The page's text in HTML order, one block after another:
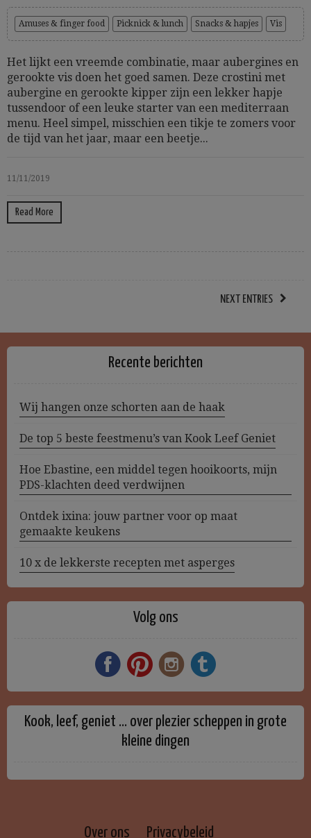
Amuses & finger food Picknick & lunch Snacks & hapjes Vis
Het lijkt een vreemde combinatie, maar aubergines en
gerookte vis doen het goed samen. Deze crostini met
aubergine en gerookte kipper zijn een lekker hapje
tussendoor of een leuke starter van een mediterraan
menu. Heel simpel, misschien een tikje te zomers voor
de tijd van het jaar, maar een beetje...
11/11/2019
Read More
NEXT ENTRIES
Recente berichten
Wij hangen onze schorten aan de haak
De top 5 beste feestmenu’s van Kook Leef Geniet
Hoe Ebastine, een middel tegen hooikoorts, mijn
PDS-klachten deed verdwijnen
Ontdek ixina: jouw partner voor op maat
gemaakte keukens
10 x de lekkerste recepten met asperges
Volg ons
Kook, leef, geniet … over plezier scheppen in grote
kleine dingen
Over ons Privacybeleid